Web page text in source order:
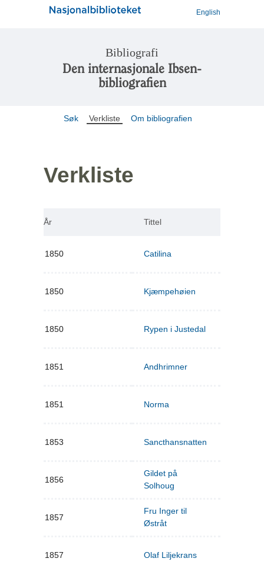
English
Bibliografi
Den internasjonale Ibsen-
bibliografien
Søk Verkliste Om bibliografien
Verkliste
År Tittel
1850 Catilina
1850 Kjæmpehøien
1850 Rypen i Justedal
1851 Andhrimner
1851 Norma
1853 Sancthansnatten
1856
Gildet på
Solhoug
1857
Fru Inger til
Østråt
1857 Olaf Liljekrans